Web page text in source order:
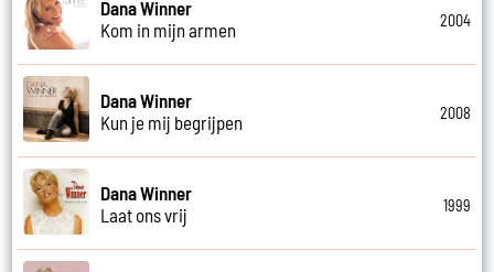
Dana Winner
Kom in mijn armen
2004
Dana Winner
Kun je mij begrijpen
2008
Dana Winner
Laat ons vrij
1999